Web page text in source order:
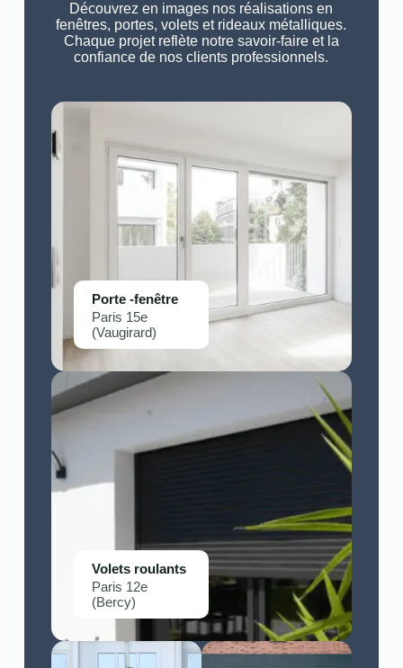
Découvrez en images nos réalisations en
fenêtres, portes, volets et rideaux métalliques.
Chaque projet reflète notre savoir-faire et la
confiance de nos clients professionnels.
Porte -fenêtre
Paris 15e
(Vaugirard)
Volets roulants
Paris 12e
(Bercy)